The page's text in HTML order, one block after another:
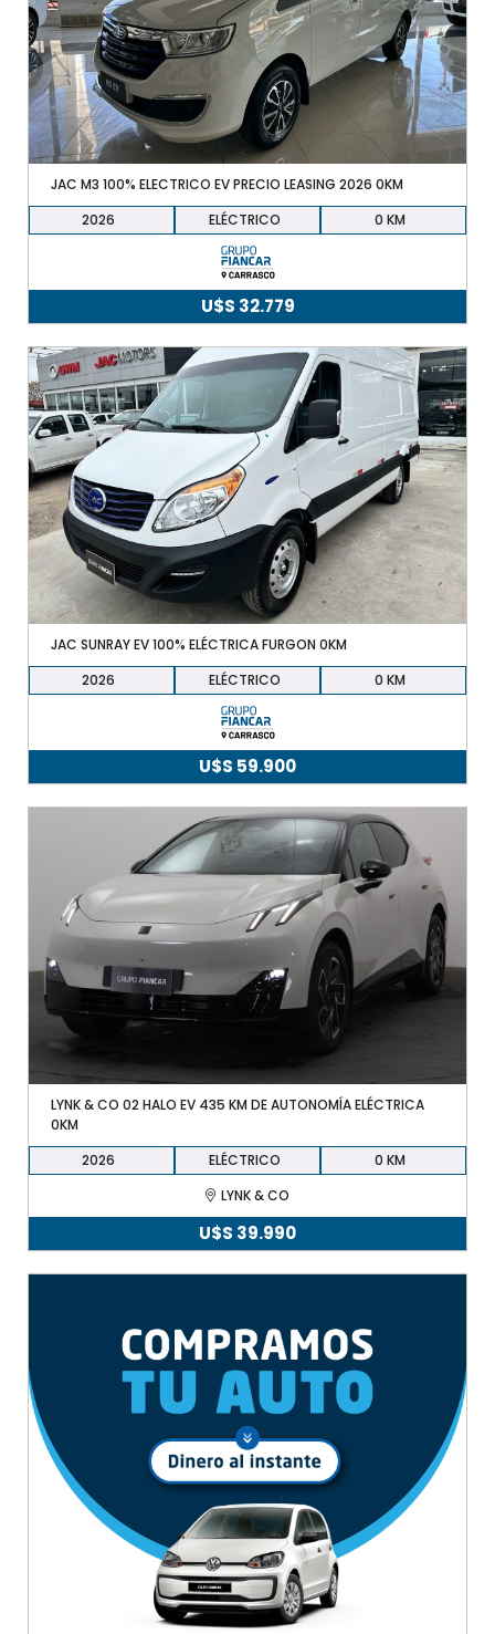
23.990.
22.990.
JAC M3 100% ELECTRICO EV PRECIO LEASING 2026 0KM
2026
ELÉCTRICO 0
U$S 32.779
JAC SUNRAY EV 100% ELÉCTRICA FURGON 0KM
2026
ELÉCTRICO 0
U$S 59.900
LYNK & CO 02 HALO EV 435 KM DE AUTONOMÍA ELÉCTRICA
0KM
2026
ELÉCTRICO
0
LYNK & CO
U$S 39.990